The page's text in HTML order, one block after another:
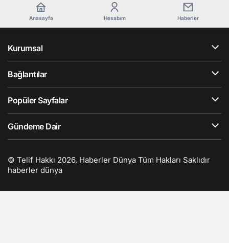
Anasayfa Hesabım Haberler
Kurumsal
Bağlantılar
Popüler Sayfalar
Gündeme Dair
© Telif Hakkı 2026, Haberler Dünya Tüm Hakları Saklıdır
haberler dünya